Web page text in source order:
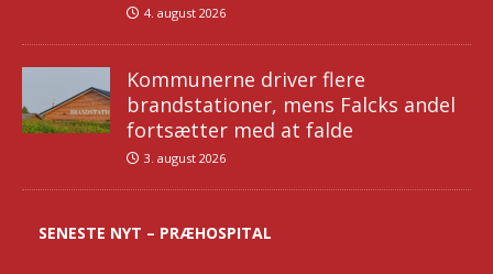
4. august 2026
Kommunerne driver flere
brandstationer, mens Falcks andel
fortsætter med at falde
3. august 2026
SENESTE NYT – PRÆHOSPITAL